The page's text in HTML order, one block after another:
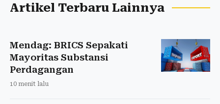
Artikel Terbaru Lainnya
Mendag: BRICS Sepakati
Mayoritas Substansi
Perdagangan
10 menit lalu